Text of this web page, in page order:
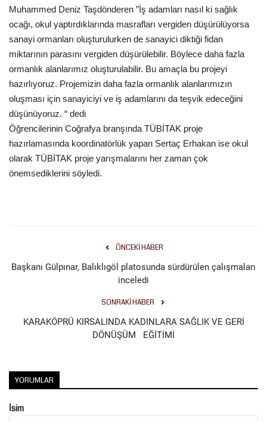
Muhammed Deniz Taşdönderen ”İş adamları nasıl ki sağlık
ocağı, okul yaptırdıklarında masrafları vergiden düşürülüyorsa
sanayi ormanları oluşturulurken de sanayici diktiği fidan
miktarının parasını vergiden düşürülebilir. Böylece daha fazla
ormanlık alanlarımız oluşturulabilir. Bu amaçla bu projeyi
hazırlıyoruz. Projemizin daha fazla ormanlık alanlarımızın
oluşması için sanayiciyi ve iş adamlarını da teşvik edeceğini
düşünüyoruz. “ dedi
Öğrencilerinin Coğrafya branşında TÜBİTAK proje
hazırlamasında koordinatörlük yapan Sertaç Erhakan ise okul
olarak TÜBİTAK proje yarışmalarını her zaman çok
önemsediklerini söyledi.
ÖNCEKI HABER
Başkanı Gülpınar, Balıklıgöl platosunda sürdürülen çalışmaları
inceledi
SONRAKI HABER
KARAKÖPRÜ KIRSALINDA KADINLARA SAĞLIK VE GERİ
DÖNÜŞÜM EĞİTİMİ
YORUMLAR
İsim